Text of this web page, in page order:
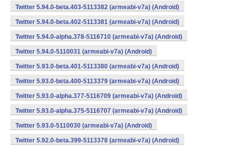
Twitter 5.94.0-beta.403-5113382 (armeabi-v7a) (Android)
Twitter 5.94.0-beta.402-5113381 (armeabi-v7a) (Android)
Twitter 5.94.0-alpha.378-5116710 (armeabi-v7a) (Android)
Twitter 5.94.0-5110031 (armeabi-v7a) (Android)
Twitter 5.93.0-beta.401-5113380 (armeabi-v7a) (Android)
Twitter 5.93.0-beta.400-5113379 (armeabi-v7a) (Android)
Twitter 5.93.0-alpha.377-5116709 (armeabi-v7a) (Android)
Twitter 5.93.0-alpha.375-5116707 (armeabi-v7a) (Android)
Twitter 5.93.0-5110030 (armeabi-v7a) (Android)
Twitter 5.92.0-beta.399-5113378 (armeabi-v7a) (Android)